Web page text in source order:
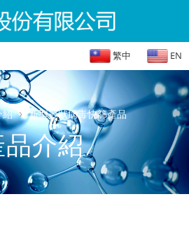
繁中 EN
紹 › 新型冠狀病毒快篩產品
品介紹